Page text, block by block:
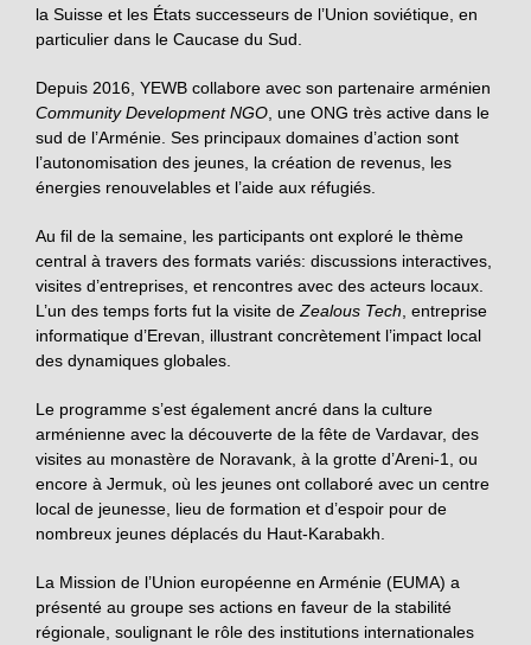
la Suisse et les États successeurs de l’Union soviétique, en
particulier dans le Caucase du Sud.
Depuis 2016, YEWB collabore avec son partenaire arménien
Community Development NGO , une ONG très active dans le
sud de l’Arménie. Ses principaux domaines d’action sont
l’autonomisation des jeunes, la création de revenus, les
énergies renouvelables et l’aide aux réfugiés.
Au fil de la semaine, les participants ont exploré le thème
central à travers des formats variés: discussions interactives,
visites d’entreprises, et rencontres avec des acteurs locaux.
L’un des temps forts fut la visite de Zealous Tech , entreprise
informatique d’Erevan, illustrant concrètement l’impact local
des dynamiques globales.
Le programme s’est également ancré dans la culture
arménienne avec la découverte de la fête de Vardavar, des
visites au monastère de Noravank, à la grotte d’Areni-1, ou
encore à Jermuk, où les jeunes ont collaboré avec un centre
local de jeunesse, lieu de formation et d’espoir pour de
nombreux jeunes déplacés du Haut-Karabakh.
La Mission de l’Union européenne en Arménie (EUMA) a
présenté au groupe ses actions en faveur de la stabilité
régionale, soulignant le rôle des institutions internationales